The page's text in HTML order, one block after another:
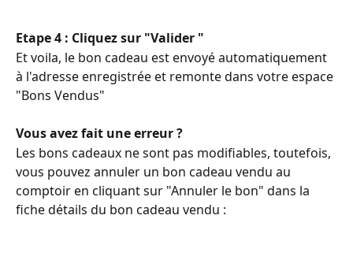
Etape 4 : Cliquez sur "Valider "
Et voila, le bon cadeau est envoyé automatiquement
à l'adresse enregistrée et remonte dans votre espace
"Bons Vendus"
Vous avez fait une erreur ?
Les bons cadeaux ne sont pas modifiables, toutefois,
vous pouvez annuler un bon cadeau vendu au
comptoir en cliquant sur "Annuler le bon" dans la
fiche détails du bon cadeau vendu :